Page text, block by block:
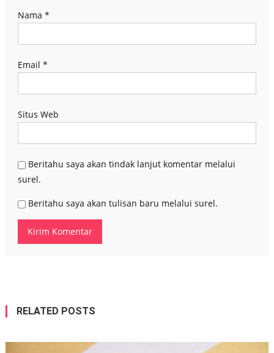
Nama *
Email *
Situs Web
Beritahu saya akan tindak lanjut komentar melalui
surel.
Beritahu saya akan tulisan baru melalui surel.
RELATED POSTS